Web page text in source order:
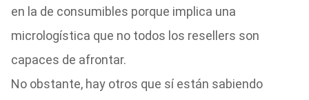
en la de consumibles porque implica una
micrologística que no todos los resellers son
capaces de afrontar.
No obstante, hay otros que sí están sabiendo